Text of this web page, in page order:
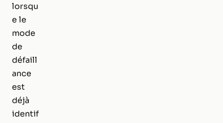
lorsqu
e le
mode
de
défaill
ance
est
déjà
identif